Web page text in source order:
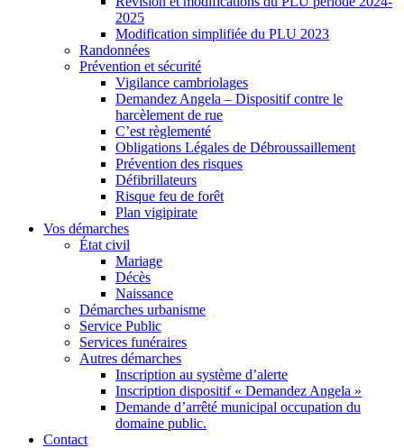
2025
Modification simplifiée du PLU 2023
Randonnées
Prévention et sécurité
Vigilance cambriolages
Demandez Angela – Dispositif contre le
harcèlement de rue
C’est règlementé
Obligations Légales de Débroussaillement
Prévention des risques
Défibrillateurs
Risque feu de forêt
Plan vigipirate
Vos démarches
État civil
Mariage
Décès
Naissance
Démarches urbanisme
Service Public
Services funéraires
Autres démarches
Inscription au système d’alerte
Inscription dispositif « Demandez Angela »
Demande d’arrêté municipal occupation du
domaine public.
Contact